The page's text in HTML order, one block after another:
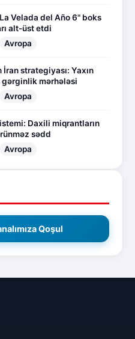
Velada del Año 6" boks
alt-üst etdi
Avropa
İran strategiyası: Yaxın
mərhələsi
Avropa
Daxili miqrantların
sədd
Avropa
Qoşul